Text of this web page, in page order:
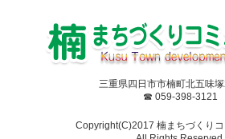
三重県四日市市楠町北五味
☎ 059-398-3121
Copyright(C)2017 楠まちづくりコ